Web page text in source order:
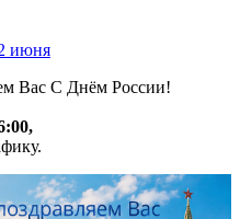
июня
Вас С Днём России!